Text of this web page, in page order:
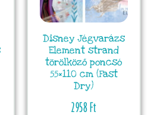
Disney Jégvarázs
Element strand
törölköző poncsó
55×110 cm (Fast
Dry)
2958Ft